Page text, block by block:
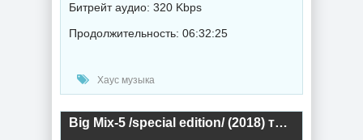
Битрейт аудио: 320 Kbps
Продолжительность: 06:32:25
Хаус музыка
Big Mix-5 /special edition/ (2018) торрент